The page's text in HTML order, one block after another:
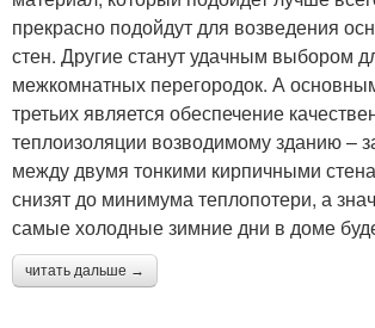
прекрасно подойдут для возведения
стен. Другие станут удачным выбором
межкомнатных перегородок. А
третьих является обеспечение
теплоизоляции возводимому зданию –
между двумя тонкими кирпичными
снизят до минимума теплопотери, а
самые холодные зимние дни в доме
читать дальше →